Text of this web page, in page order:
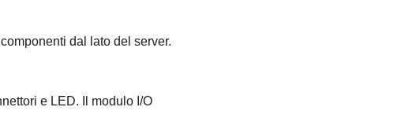
dal lato del server.
e LED. Il modulo I/O